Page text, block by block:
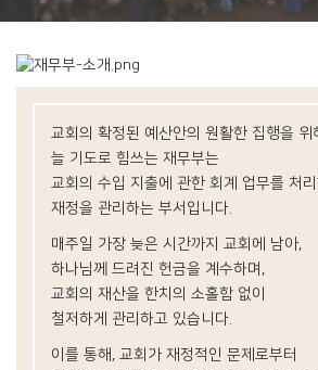
교회의 확정된 예산안의 원활한 집행을 위
늘 기도로 힘쓰는 재무부는
교회의 수입 지출에 관한 회계 업무를 처
재정을 관리하는 부서입니다.
매주일 가장 늦은 시간까지 교회에 남아,
하나님께 드려진 헌금을 계수하며,
교회의 재산을 한치의 소홀함 없이
철저하게 관리하고 있습니다.
이를 통해, 교회가 재정적인 문제로부터